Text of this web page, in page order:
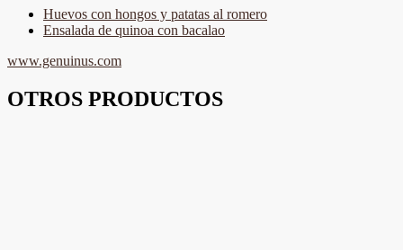
Huevos con hongos y patatas al romero
Ensalada de quinoa con bacalao
www.genuinus.com
OTROS PRODUCTOS